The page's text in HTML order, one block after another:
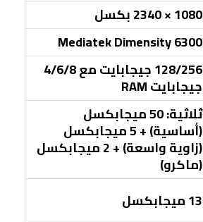
1080 × 2340 بكسل
Mediatek Dimensity 6300
128/256 جيجابايت مع 4/6/8
جيجابايت RAM
ثلاثية: 50 ميجابكسل
(أساسية) + 5 ميجابكسل
(زاوية واسعة) + 2 ميجابكسل
(ماكرو)
13 ميجابكسل